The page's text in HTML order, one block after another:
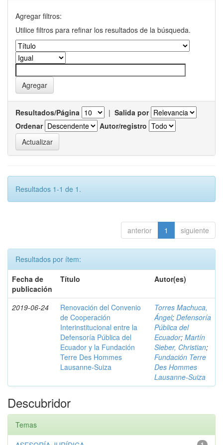
Agregar filtros:
Utilice filtros para refinar los resultados de la búsqueda.
Resultados/Página | Salida por
Ordenar
Autor/registro
Resultados 1-1 de 1.
anterior 1 siguiente
Resultados por ítem:
Fecha de
publicación
Título Autor(es)
2019-06-24
Renovación del Convenio
de Cooperación
Interinstitucional entre la
Defensoría Pública del
Ecuador y la Fundación
Terre Des Hommes
Lausanne-Suiza
Torres Machuca,
Ángel; Defensoría
Pública del
Ecuador; Martín
Sieber, Christian;
Fundación Terre
Des Hommes
Lausanne-Suiza
Descubridor
Temas